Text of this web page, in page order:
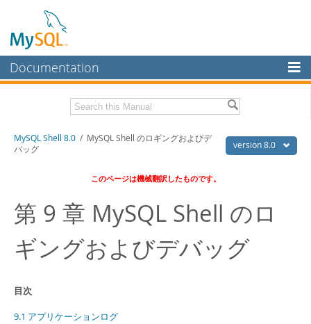
Documentation
MySQL Enterprise
Workbench
Connectors
More
Downloads
Developer Zone
Download this Manual version 8.0
MySQL Shell 8.0 / MySQL Shell のロギングおよびデ
バッグ
このページは機械翻訳したものです。
第 9 章 MySQL Shell のロ
ギングおよびデバッグ
目次
9.1 アプリケーションログ